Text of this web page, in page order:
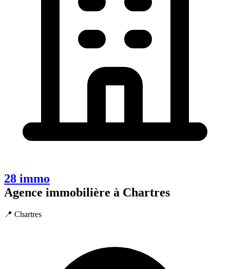
28 immo
Agence immobilière à Chartres
📍 Chartres